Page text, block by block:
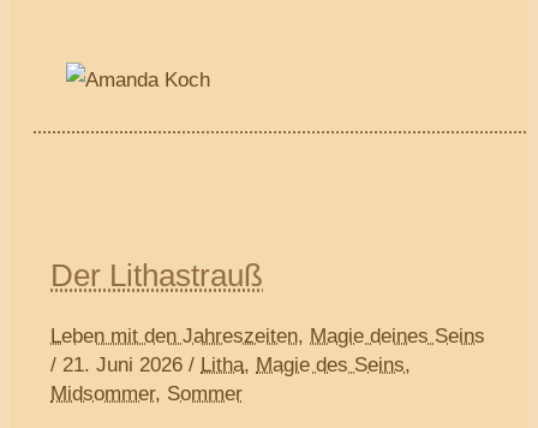
Der Lithastrauß
Leben mit den Jahreszeiten, Magie deines Seins
/ 21. Juni 2026/ Litha, Magie des Seins,
Midsommer, Sommer